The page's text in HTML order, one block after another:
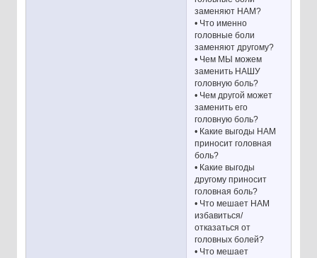
заменяют НАМ?
• Что именно
головные боли
заменяют другому?
• Чем МЫ можем
заменить НАШУ
головную боль?
• Чем другой может
заменить его
головную боль?
• Какие выгоды НАМ
приносит головная
боль?
• Какие выгоды
другому приносит
головная боль?
• Что мешает НАМ
избавиться/
отказаться от
головных болей?
• Что мешает